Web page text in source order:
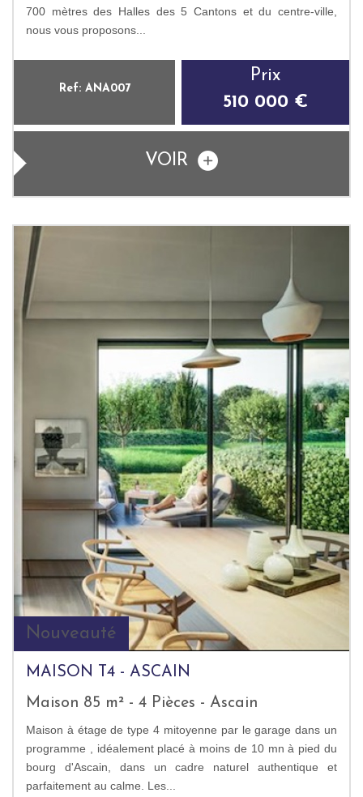
700 mètres des Halles des 5 Cantons et du centre-ville,
nous vous proposons...
Ref: ANA007
Prix
510 000 €
VOIR
Nouveauté
MAISON T4 - ASCAIN
Maison 85 m² - 4 Pièces - Ascain
Maison à étage de type 4 mitoyenne par le garage dans un
programme , idéalement placé à moins de 10 mn à pied du
bourg d'Ascain, dans un cadre naturel authentique et
parfaitement au calme. Les...